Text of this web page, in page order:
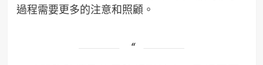
過程需要更多的注意和照顧。